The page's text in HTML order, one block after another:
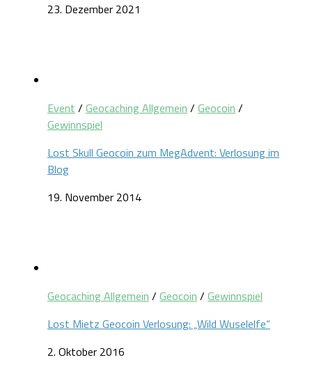
23. Dezember 2021
Event / Geocaching Allgemein / Geocoin /
Gewinnspiel
Lost Skull Geocoin zum MegAdvent: Verlosung im
Blog
19. November 2014
Geocaching Allgemein / Geocoin / Gewinnspiel
Lost Mietz Geocoin Verlosung: „Wild Wuselelfe“
2. Oktober 2016